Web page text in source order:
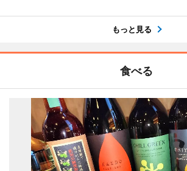
もっと見る
食べる